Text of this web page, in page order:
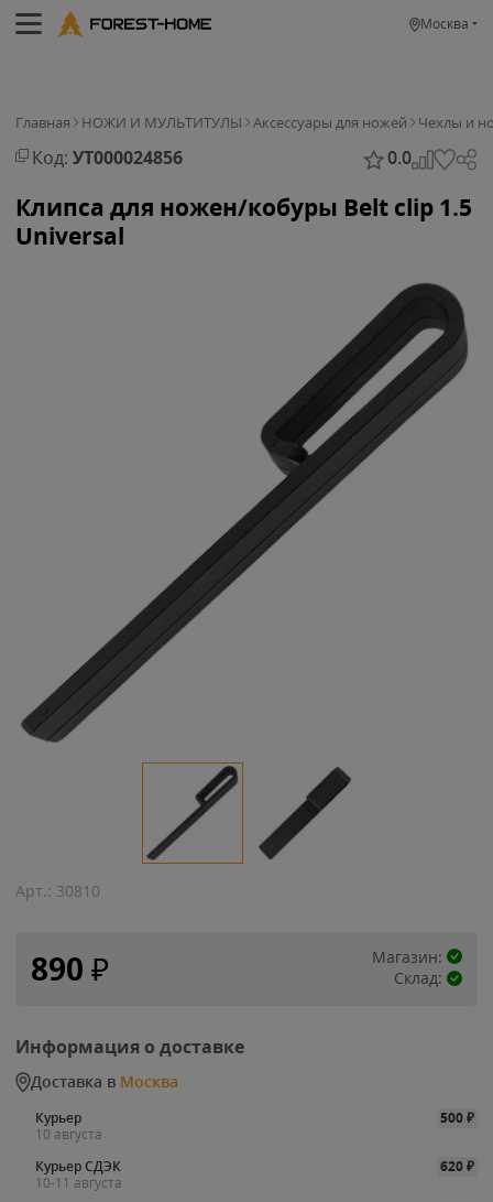
Москва
Главная НОЖИ И МУЛЬТИТУЛЫ Аксессуары для ножей Чехлы и
Код: УТ000024856 0.0
Клипса для ножен/кобуры Belt clip 1.5
Universal
Арт.: 30810
890 ₽
Магазин:
Склад:
Информация о доставке
Доставка в Москва
Курьер 500₽
10 августа
Курьер СДЭК
620₽
10-11 августа